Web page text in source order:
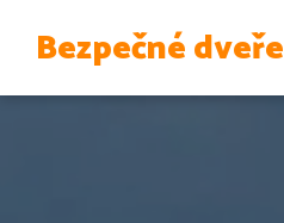
Bezpečné dveře